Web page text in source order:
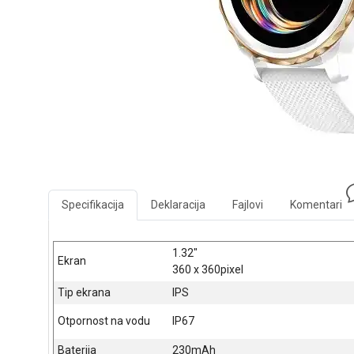
Specifikacija Deklaracija Fajlovi Komentari
Ekran
1.32"
360 x 360pixel
Tip ekrana
IPS
Otpornost na vodu IP67
Baterija 230mAh